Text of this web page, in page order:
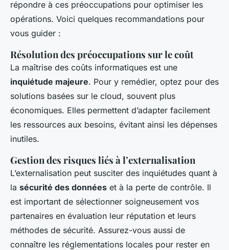
répondre à ces préoccupations pour optimiser les
opérations. Voici quelques recommandations pour
vous guider :
Résolution des préoccupations sur le coût
La maîtrise des coûts informatiques est une
inquiétude majeure. Pour y remédier, optez pour des
solutions basées sur le cloud, souvent plus
économiques. Elles permettent d’adapter facilement
les ressources aux besoins, évitant ainsi les dépenses
inutiles.
Gestion des risques liés à l’externalisation
L’externalisation peut susciter des inquiétudes quant à
la sécurité des données et à la perte de contrôle. Il
est important de sélectionner soigneusement vos
partenaires en évaluation leur réputation et leurs
méthodes de sécurité. Assurez-vous aussi de
connaître les réglementations locales pour rester en